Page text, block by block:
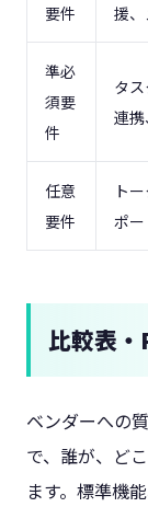
要件
援
準必
須要
件
タ
連
任意
要件
ト
ポ
比較表・
ベンダーへの
で、誰が、ど
ます。標準機